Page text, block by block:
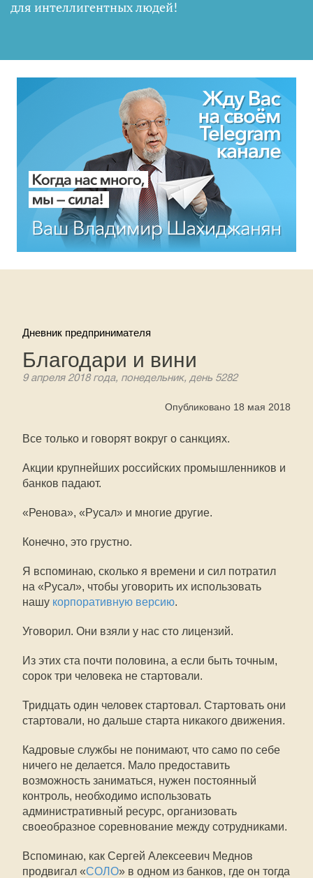
для интеллигентных людей!
Дневник предпринимателя
Благодари и вини
9 апреля 2018 года, понедельник, день 5282
Опубликовано 18 мая 2018
Все только и говорят вокруг о санкциях.
Акции крупнейших российских промышленников и
банков падают.
«Ренова», «Русал» и многие другие.
Конечно, это грустно.
Я вспоминаю, сколько я времени и сил потратил
на «Русал», чтобы уговорить их использовать
нашу корпоративную версию.
Уговорил. Они взяли у нас сто лицензий.
Из этих ста почти половина, а если быть точным,
сорок три человека не стартовали.
Тридцать один человек стартовал. Стартовать они
стартовали, но дальше старта никакого движения.
Кадровые службы не понимают, что само по себе
ничего не делается. Мало предоставить
возможность заниматься, нужен постоянный
контроль, необходимо использовать
административный ресурс, организовать
своеобразное соревнование между сотрудниками.
Вспоминаю, как Сергей Алексеевич Меднов
продвигал «СОЛО» в одном из банков, где он тогда